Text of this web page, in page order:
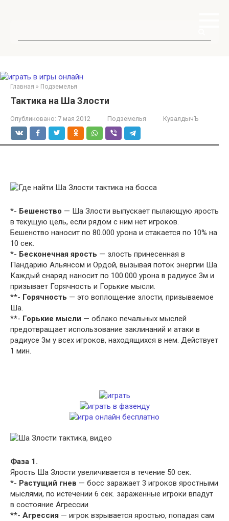
Главная » Подземелья
Тактика на Ша Злости
Опубликовано: 7 мая 2012 Подземелья КувалдычЪ
*- Бешенство — Ша Злости выпускает пылающую ярость
в текущую цель, если рядом с ним нет игроков.
Бешенство наносит по 80.000 урона и стакается по 10% на
10 сек.
*- Бесконечная ярость — злость принесенная в
Пандарию Альянсом и Ордой, вызывая поток энергии Ша.
Каждый снаряд наносит по 100.000 урона в радиусе 3м и
призывает Горячность и Горькие мысли.
**- Горячность — это воплощение злости, призываемое
Ша.
**- Горькие мысли — облако печальных мыслей
предотвращает использование заклинаний и атаки в
радиусе 3м у всех игроков, находящихся в нем. Действует
1 мин.
Фаза 1.
Ярость Ша Злости увеличивается в течение 50 сек.
*- Растущий гнев — босс заражает 3 игроков яростными
мыслями, по истечении 6 сек. зараженные игроки впадут
в состояние Агрессии
**- Агрессия — игрок взрывается яростью, попадая сам